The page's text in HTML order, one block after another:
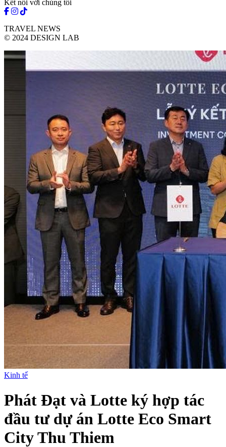
Kết nối với chúng tôi
TRAVEL NEWS
© 2024 DESIGN LAB
Kinh tế
Phát Đạt và Lotte ký hợp tác
đầu tư dự án Lotte Eco Smart
City Thu Thiem